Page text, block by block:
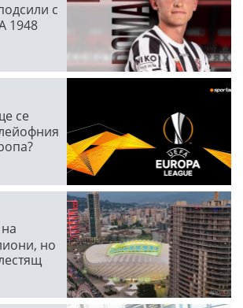
с
1948
се
но